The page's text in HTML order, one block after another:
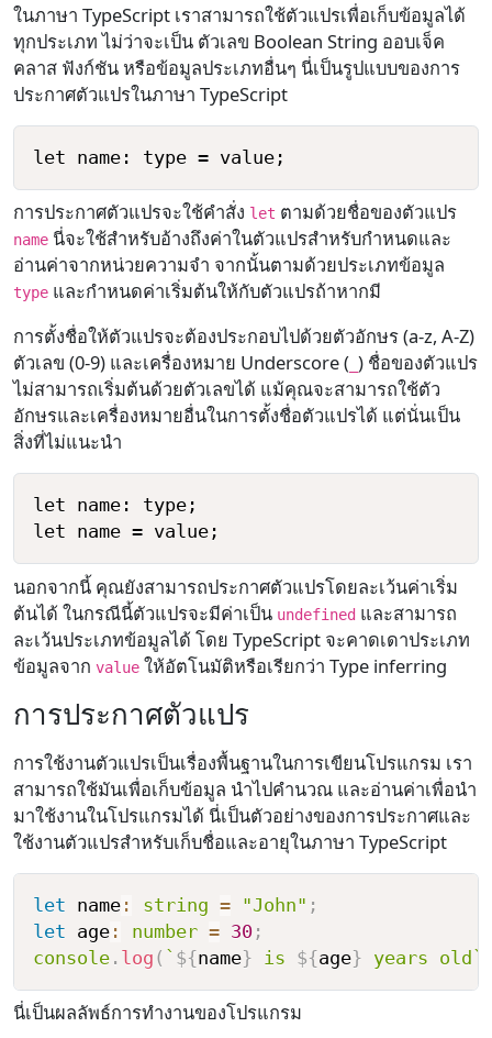
ในภาษา TypeScript เราสามารถใช้ตัวแปรเพื่อเก็บข้อมูลได้
ทุกประเภท ไม่ว่าจะเป็น ตัวเลข Boolean String ออบเจ็ค
คลาส ฟังก์ชัน หรือข้อมูลประเภทอื่นๆ นี่เป็นรูปแบบของการ
ประกาศตัวแปรในภาษา TypeScript
การประกาศตัวแปรจะใช้คำสั่ง let ตามด้วยชื่อของตัวแปร
name นี่จะใช้สำหรับอ้างถึงค่าในตัวแปรสำหรับกำหนดและ
อ่านค่าจากหน่วยความจำ จากนั้นตามด้วยประเภทข้อมูล
type และกำหนดค่าเริ่มต้นให้กับตัวแปรถ้าหากมี
การตั้งชื่อให้ตัวแปรจะต้องประกอบไปด้วยตัวอักษร (a-z, A-Z)
ตัวเลข (0-9) และเครื่องหมาย Underscore ( ) ชื่อของตัวแปร
ไม่สามารถเริ่มต้นด้วยตัวเลขได้ แม้คุณจะสามารถใช้ตัว
อักษรและเครื่องหมายอื่นในการตั้งชื่อตัวแปรได้ แต่นั่นเป็น
สิ่งที่ไม่แนะนำ
let name: type;
นอกจากนี้ คุณยังสามารถประกาศตัวแปรโดยละเว้นค่าเริ่ม
ต้นได้ ในกรณีนี้ตัวแปรจะมีค่าเป็น undefined และสามารถ
ละเว้นประเภทข้อมูลได้ โดย TypeScript จะคาดเดาประเภท
ข้อมูลจากvalue ให้อัตโนมัติหรือเรียกว่า Type inferring
การประกาศตัวแปร
การใช้งานตัวแปรเป็นเรื่องพื้นฐานในการเขียนโปรแกรม เรา
สามารถใช้มันเพื่อเก็บข้อมูล นำไปคำนวณ และอ่านค่าเพื่อนำ
มาใช้งานในโปรแกรมได้ นี่เป็นตัวอย่างของการประกาศและ
ใช้งานตัวแปรสำหรับเก็บชื่อและอายุในภาษา TypeScript
let name: string = "John" ;
let age: number = 30;
console. log ( ` ${name} is ${age} years old `
นี่เป็นผลลัพธ์การทำงานของโปรแกรม